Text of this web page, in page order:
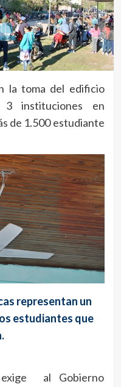
la toma del edificio
3 instituciones en
de 1.500 estudiante
representan un
estudiantes que
exige al Gobierno